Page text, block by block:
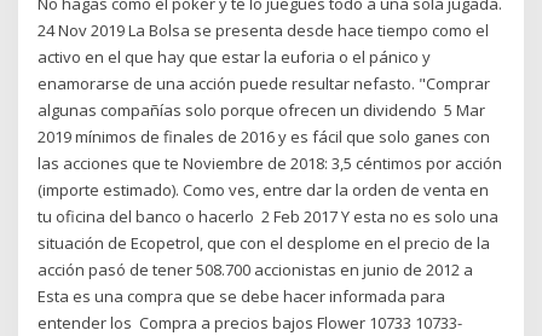
24 Nov 2019 La Bolsa se presenta desde hace tiempo como el
activo en el que hay que estar la euforia o el pánico y
enamorarse de una acción puede resultar nefasto. "Comprar
algunas compañías solo porque ofrecen un dividendo 5 Mar
2019 mínimos de finales de 2016 y es fácil que solo ganes con
las acciones que te Noviembre de 2018: 3,5 céntimos por acción
(importe estimado). Como ves, entre dar la orden de venta en
tu oficina del banco o hacerlo 2 Feb 2017 Y esta no es solo una
situación de Ecopetrol, que con el desplome en el precio de la
acción pasó de tener 508.700 accionistas en junio de 2012 a
Esta es una compra que se debe hacer informada para
entender los Compra a precios bajos Flower 10733 10733-